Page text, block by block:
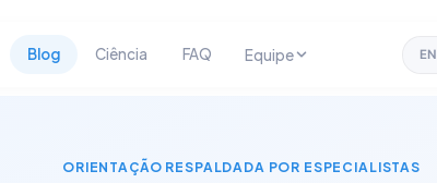
Blog Ciência FAQ Equipe EN
ORIENTAÇÃO RESPALDADA POR ESPECIALISTAS